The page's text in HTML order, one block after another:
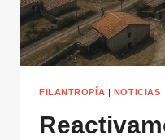
FILANTROPÍA | NOTICIAS